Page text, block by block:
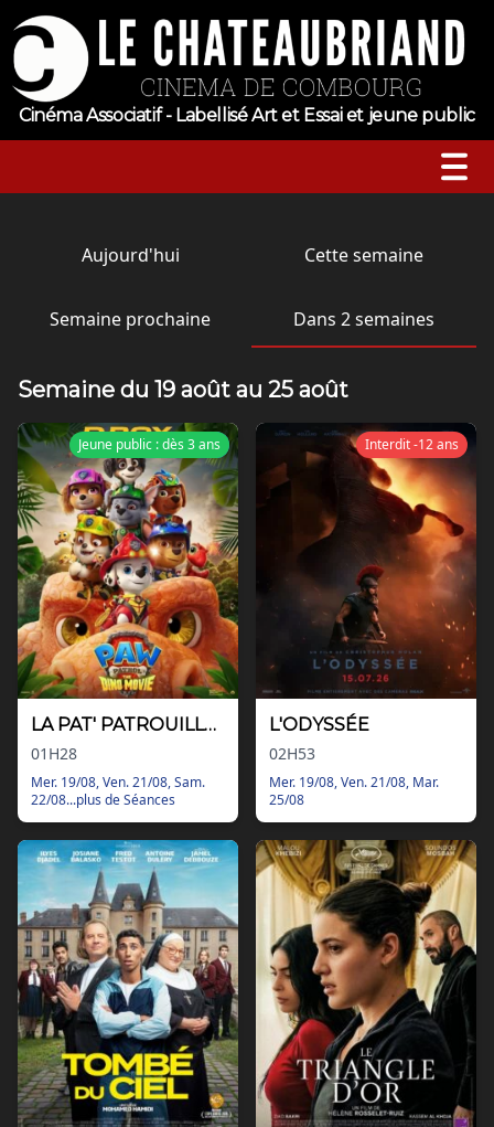
Cinéma Associatif - Labellisé Art et Essai et jeune public
Jeune public
Tarifs
Nos tarifs
Via Ozzak.fr
Contact
Nous contacter
Facebook
Instagram
Aujourd'hui Cette semaine
Semaine prochaine Dans 2 semaines
Semaine du 19 août au 25 août
Sortie nationale
Jeune public : dès 3 ans
LA PAT' PATROUILLE : LE FILM MISSION DINO
01H28
Mer. 19/08, Ven. 21/08, Sam.
22/08...plus de Séances
Interdit -12 ans
L'ODYSSÉE
02H53
Mer. 19/08, Ven. 21/08, Mar.
25/08